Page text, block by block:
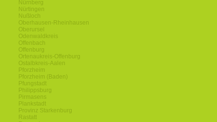
Nürnberg
Nürtingen
Nußloch
Oberhausen-Rheinhausen
Oberursel
Odenwaldkreis
Offenbach
Offenburg
Ortenaukreis-Offenburg
Ostalbkreis-Aalen
Pforzheim
Pforzheim (Baden)
Pfungstadt
Philippsburg
Pirmasens
Plankstadt
Provinz Starkenburg
Rastatt